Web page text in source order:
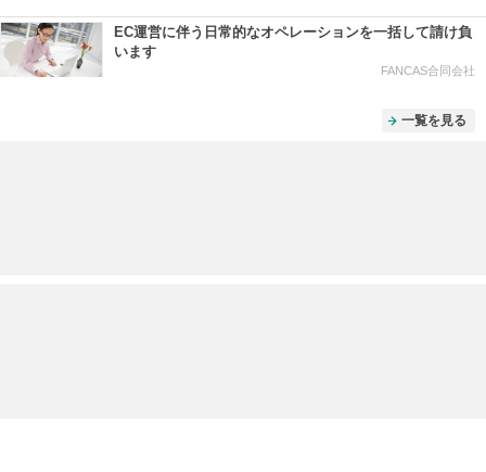
EC運営に伴う日常的なオペレーションを一括して請け負
います
FANCAS合同会社
一覧を見る